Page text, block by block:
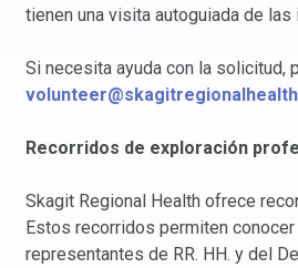
tienen una visita autoguiada de
Si necesita ayuda con la solicitud,
Recorridos de exploración
Skagit Regional Health ofrece
Estos recorridos permiten
representantes de RR. HH. y del